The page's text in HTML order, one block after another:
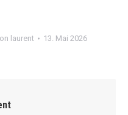
laurent 13. Mai 2026